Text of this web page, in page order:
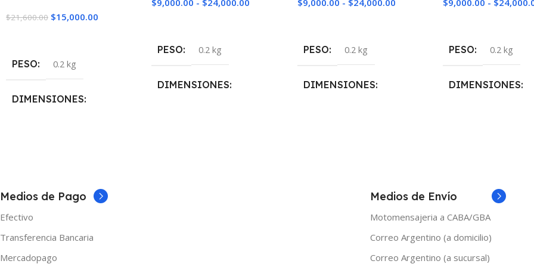
$21,600.00 $15,000.00
PESO 0.2 kg
DIMENSIONES
MARCAS Nasty
TAMAÑO 60ml
PESO 0.2 kg
DIMENSIONES
PESO 0.2 kg
DIMENSIONES
Shibumi
PESO 0.2 kg
DIMENSIONES
MARCAS
Medios de Pago
Efectivo
Transferencia Bancaria
Mercadopago
Medios de Envío
Motomensajeria a CABA/GBA
Correo Argentino (a domicilio)
Correo Argentino (a sucursal)